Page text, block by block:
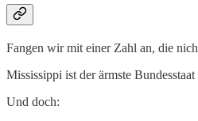
Fangen wir mit einer Zahl an, die
Mississippi ist der ärmste
Und doch: